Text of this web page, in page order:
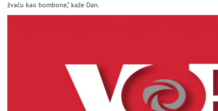
žvaču kao bombone,” kaže Dan.